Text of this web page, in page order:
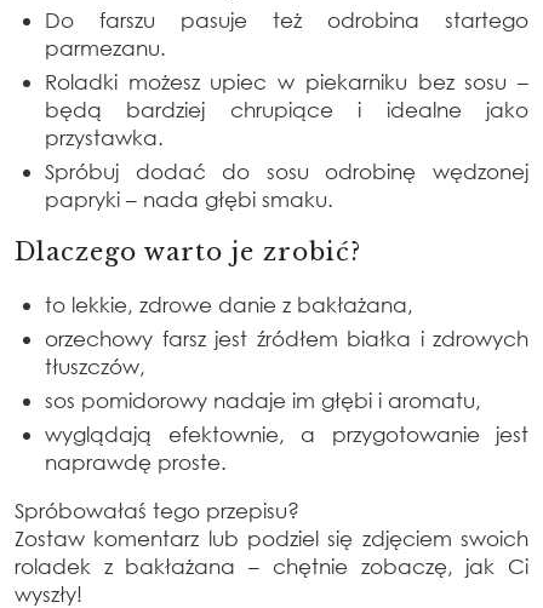
Do farszu pasuje też odrobina startego
parmezanu.
Roladki możesz upiec w piekarniku bez sosu –
będą bardziej chrupiące i idealne jako
przystawka.
Spróbuj dodać do sosu odrobinę wędzonej
papryki – nada głębi smaku.
Dlaczego warto je zrobić?
to lekkie, zdrowe danie z bakłażana,
orzechowy farsz jest źródłem białka i zdrowych
tłuszczów,
sos pomidorowy nadaje im głębi i aromatu,
wyglądają efektownie, a przygotowanie jest
naprawdę proste.
Spróbowałaś tego przepisu?
Zostaw komentarz lub podziel się zdjęciem swoich
roladek z bakłażana – chętnie zobaczę, jak Ci
wyszły!